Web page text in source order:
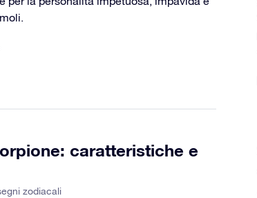
caratteristiche e
zodiacali